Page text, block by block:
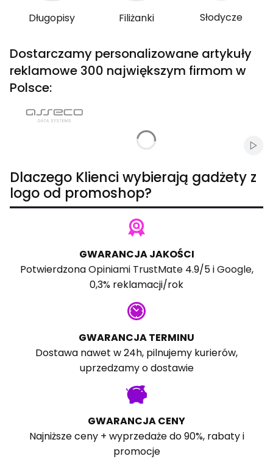
Długopisy Filiżanki Słodycze
Dostarczamy personalizowane artykuły
reklamowe 300 największym firmom w
Polsce:
Dlaczego Klienci wybierają gadżety z
logo od promoshop?
GWARANCJA JAKOŚCI
PotwierdzonaOpiniami TrustMate4.9/5 iGoogle,
0,3% reklamacji/rok
GWARANCJA TERMINU
Dostawa nawet w 24h, pilnujemy kurierów,
uprzedzamy o dostawie
GWARANCJA CENY
Najniższe ceny + wyprzedaże do 90%, rabaty i
promocje